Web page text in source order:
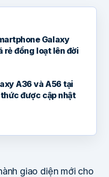
Galaxy
rẻ đồng loạt lên đời
A36 và A56 tại
được cập nhật
giao diện mới cho